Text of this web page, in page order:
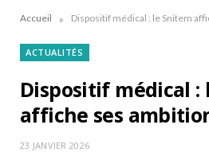
Accueil » Dispositif médical : le Snitem
ACTUALITÉS
Dispositif médical :
affiche ses
23 JANVIER 2026